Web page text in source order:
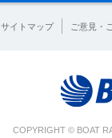
サイトマップ ご意見・
COPYRIGHT © BOAT